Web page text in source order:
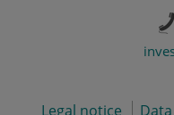
Legal notice